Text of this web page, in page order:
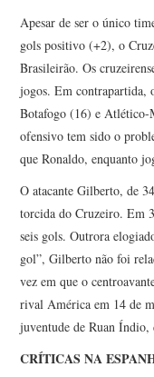
Apesar de ser o único
gols positivo (+2), o
Brasileirão. Os
jogos. Em contrapartida,
Botafogo (16) e Atlético-
ofensivo tem sido o
que Ronaldo, enquanto
O atacante Gilberto, de
torcida do Cruzeiro. Em
seis gols. Outrora
gol”, Gilberto não foi
vez em que o
rival América em 14 de
juventude de Ruan Índio,
CRÍTICAS NA